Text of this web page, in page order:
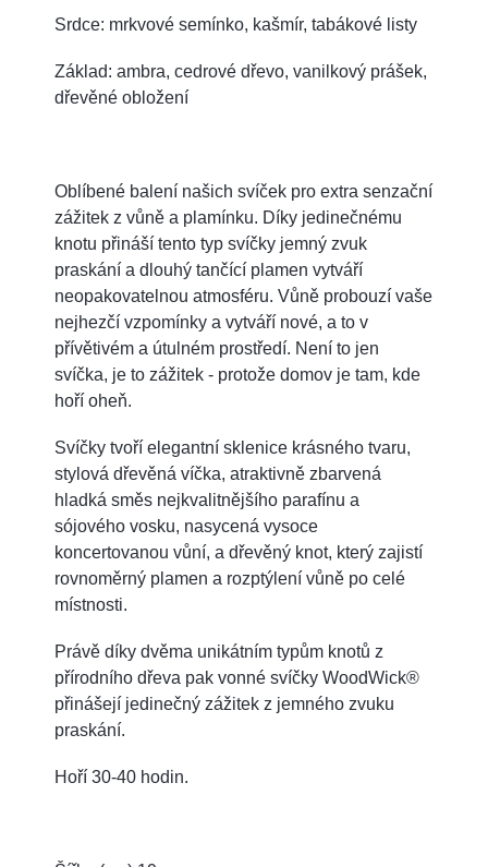
Srdce: mrkvové semínko, kašmír, tabákové listy
Základ: ambra, cedrové dřevo, vanilkový prášek,
dřevěné obložení
Oblíbené balení našich svíček pro extra senzační
zážitek z vůně a plamínku. Díky jedinečnému
knotu přináší tento typ svíčky jemný zvuk
praskání a dlouhý tančící plamen vytváří
neopakovatelnou atmosféru. Vůně probouzí vaše
nejhezčí vzpomínky a vytváří nové, a to v
přívětivém a útulném prostředí. Není to jen
svíčka, je to zážitek - protože domov je tam, kde
hoří oheň.
Svíčky tvoří elegantní sklenice krásného tvaru,
stylová dřevěná víčka, atraktivně zbarvená
hladká směs nejkvalitnějšího parafínu a
sójového vosku, nasycená vysoce
koncertovanou vůní, a dřevěný knot, který zajistí
rovnoměrný plamen a rozptýlení vůně po celé
místnosti.
Právě díky dvěma unikátním typům knotů z
přírodního dřeva pak vonné svíčky WoodWick®
přinášejí jedinečný zážitek z jemného zvuku
praskání.
Hoří 30-40 hodin.